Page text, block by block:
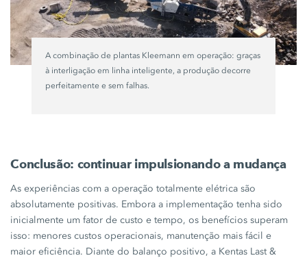
A combinação de plantas Kleemann em operação: graças
à interligação em linha inteligente, a produção decorre
perfeitamente e sem falhas.
Conclusão: continuar impulsionando a mudança
As experiências com a operação totalmente elétrica são
absolutamente positivas. Embora a implementação tenha sido
inicialmente um fator de custo e tempo, os benefícios superam
isso: menores custos operacionais, manutenção mais fácil e
maior eficiência. Diante do balanço positivo, a Kentas Last&